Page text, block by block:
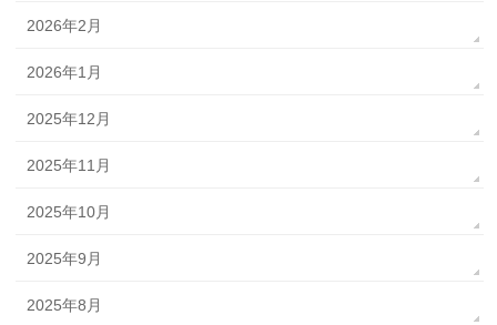
2026年2月
2026年1月
2025年12月
2025年11月
2025年10月
2025年9月
2025年8月